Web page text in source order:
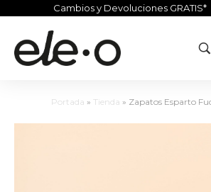
Cambios y Devoluciones GRATIS*
Portada » Tienda » Zapatos Esparto